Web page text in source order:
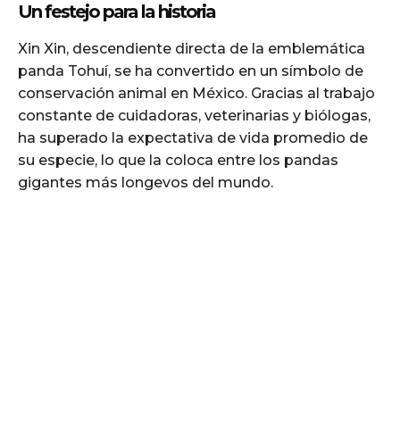
Un festejo para la historia
Xin Xin, descendiente directa de la emblemática
panda Tohuí, se ha convertido en un símbolo de
conservación animal en México. Gracias al trabajo
constante de cuidadoras, veterinarias y biólogas,
ha superado la expectativa de vida promedio de
su especie, lo que la coloca entre los pandas
gigantes más longevos del mundo.